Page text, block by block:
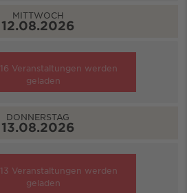
MITTWOCH
12.08.2026
16 Veranstaltungen werden
geladen
DONNERSTAG
13.08.2026
13 Veranstaltungen werden
geladen